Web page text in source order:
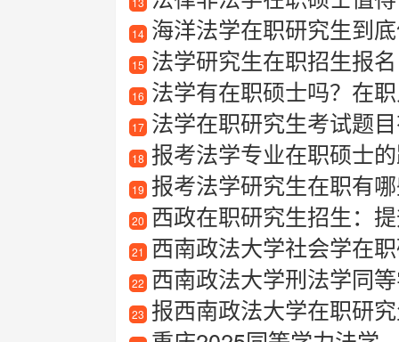
14 海洋法学在职研究生到底
15 法学研究生在职招生报名
16 法学有在职硕士吗？在
17 法学在职研究生考试题
18 报考法学专业在职硕士
19 报考法学研究生在职有哪
20 西政在职研究生招生：
21 西南政法大学社会学在
22 西南政法大学刑法学同
23 报西南政法大学在职研